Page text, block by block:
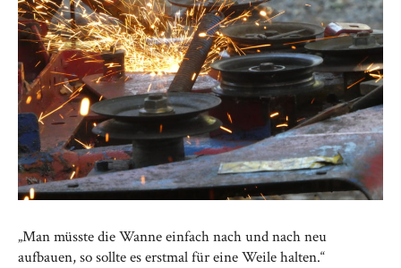
„Man müsste die Wanne einfach nach und nach neu
aufbauen, so sollte es erstmal für eine Weile halten.“